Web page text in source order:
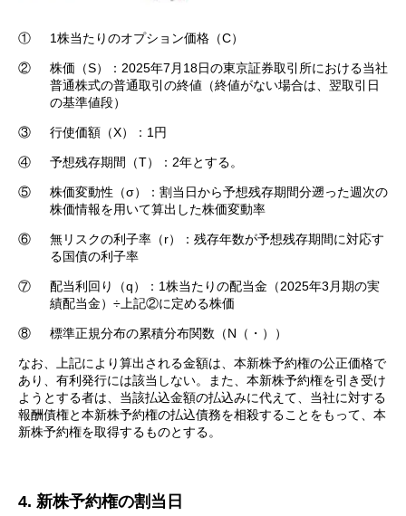
① 1株当たりのオプション価格（C）
②
株価（S）：2025年7月18日の東京証券取引所における当社
普通株式の普通取引の終値（終値がない場合は、翌取引日
の基準値段）
③ 行使価額（X）：1円
④ 予想残存期間（T）：2年とする。
⑤
株価変動性（σ）：割当日から予想残存期間分遡った週次の
株価情報を用いて算出した株価変動率
⑥
無リスクの利子率（r）：残存年数が予想残存期間に対応す
る国債の利子率
⑦
配当利回り（q）：1株当たりの配当金（2025年3月期の実
績配当金）÷上記②に定める株価
⑧ 標準正規分布の累積分布関数（N（・））
なお、上記により算出される金額は、本新株予約権の公正価格で
あり、有利発行には該当しない。また、本新株予約権を引き受け
ようとする者は、当該払込金額の払込みに代えて、当社に対する
報酬債権と本新株予約権の払込債務を相殺することをもって、本
新株予約権を取得するものとする。
4. 新株予約権の割当日